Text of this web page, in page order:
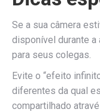
Se a sua câmera
disponível durante a
para seus colegas.
Evite o “efeito
diferentes da qual
compartilhado